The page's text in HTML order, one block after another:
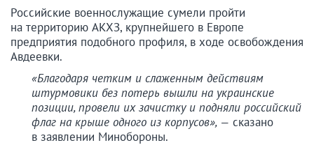
Российские военнослужащие сумели пройти
на территорию АКХЗ, крупнейшего в Европе
предприятия подобного профиля, в ходе освобождения
Авдеевки.
«Благодаря четким и слаженным действиям
штурмовики без потерь вышли на украинские
позиции, провели их зачистку и подняли российский
флаг на крыше одного из корпусов», — сказано
в заявлении Минобороны.